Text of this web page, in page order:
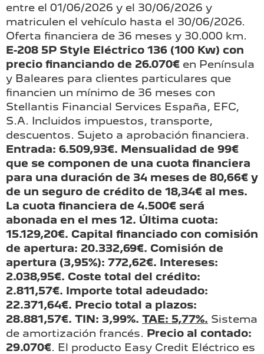
entre el 01/06/2026 y el 30/06/2026 y
matriculen el vehículo hasta el 30/06/2026.
Oferta financiera de 36 meses y 30.000 km.
E-208 5P Style Eléctrico 136 (100 Kw) con
precio financiando de 26.070€ en Península
y Baleares para clientes particulares que
financien un mínimo de 36 meses con
Stellantis Financial Services España, EFC,
S.A. Incluidos impuestos, transporte,
descuentos. Sujeto a aprobación financiera.
Entrada: 6.509,93€. Mensualidad de 99€
que se componen de una cuota financiera
para una duración de 34 meses de 80,66€ y
de un seguro de crédito de 18,34€ al mes.
La cuota financiera de 4.500€ será
abonada en el mes 12. Última cuota:
15.129,20€. Capital financiado con comisión
de apertura: 20.332,69€. Comisión de
apertura (3,95%): 772,62€. Intereses:
2.038,95€. Coste total del crédito:
2.811,57€. Importe total adeudado:
22.371,64€. Precio total a plazos:
28.881,57€. TIN: 3,99%. TAE: 5,77%. Sistema
de amortización francés. Precio al contado:
29.070€. El producto Easy Credit Eléctrico es